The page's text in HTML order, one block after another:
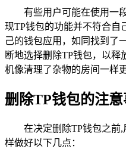
有些用户可能在使用一
现TP钱包的功能并不符合自
己的钱包应用，如同找到了
断地选择删除TP钱包，以
机像清理了杂物的房间一样
删除TP钱包的注
在决定删除TP钱包之前
样做好以下几点：